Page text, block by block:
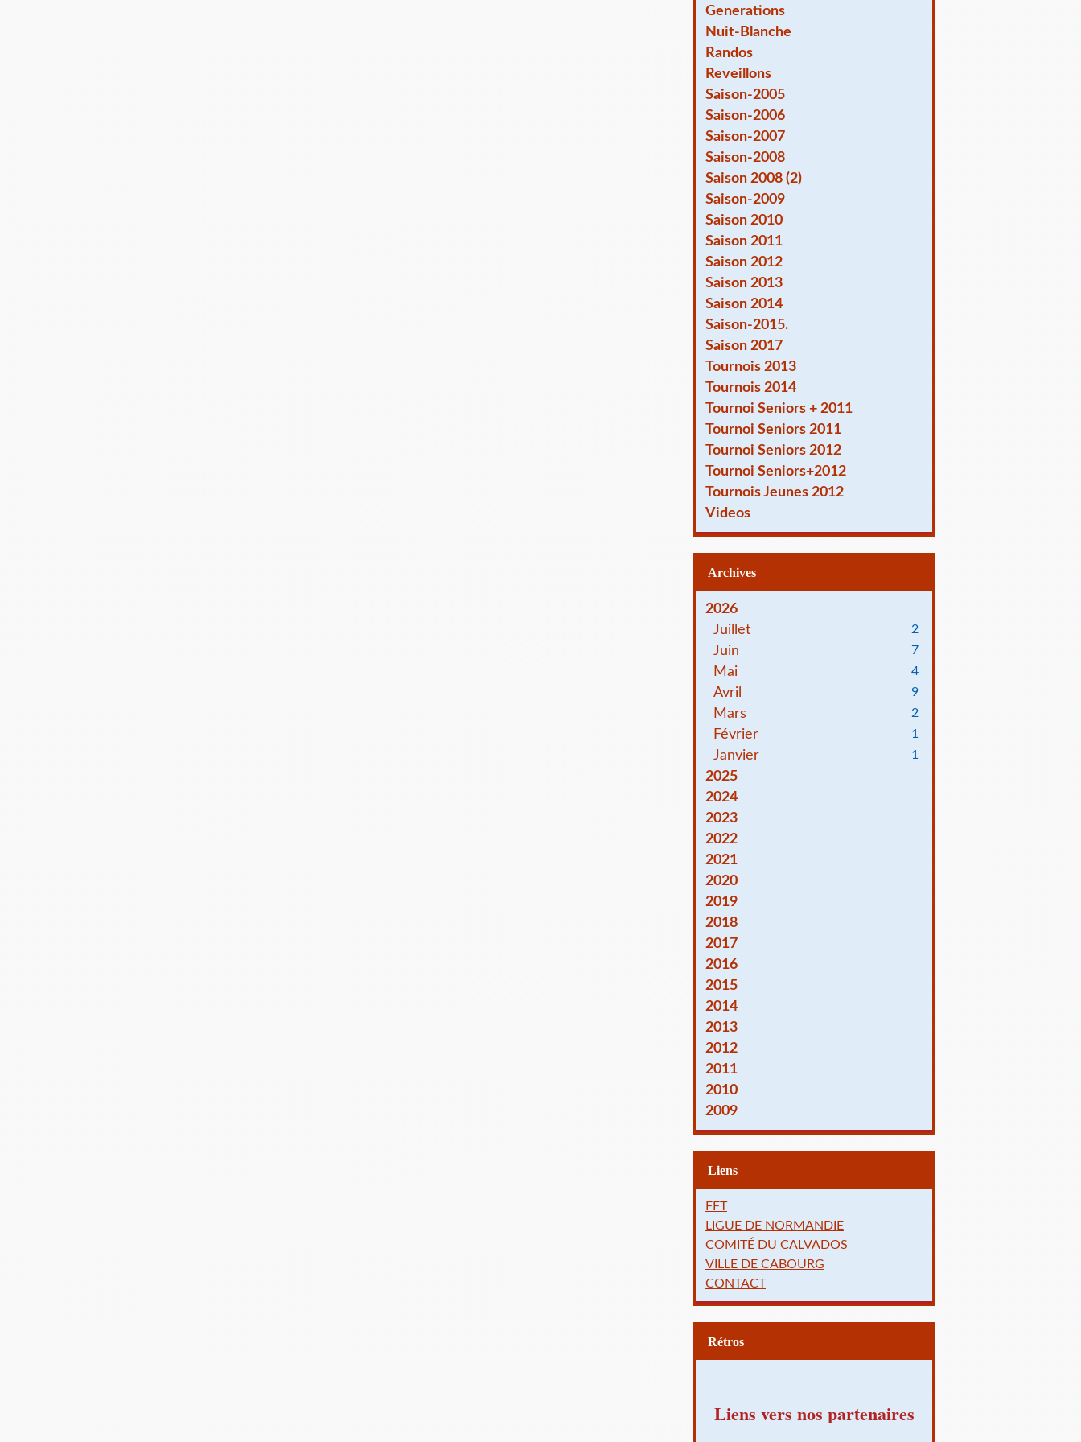
Generations
Nuit-Blanche
Randos
Reveillons
Saison-2005
Saison-2006
Saison-2007
Saison-2008
Saison 2008 (2)
Saison-2009
Saison 2010
Saison 2011
Saison 2012
Saison 2013
Saison 2014
Saison-2015.
Saison 2017
Tournois 2013
Tournois 2014
Tournoi Seniors + 2011
Tournoi Seniors 2011
Tournoi Seniors 2012
Tournoi Seniors+2012
Tournois Jeunes 2012
Videos
Archives
2026
Juillet
2
Juin 7
Mai 4
Avril 9
Mars 2
Février 1
Janvier 1
2025
2024
2023
2022
2021
2020
2019
2018
2017
2016
2015
2014
2013
2012
2011
2010
2009
Liens
FFT
LIGUE DE NORMANDIE
COMITÉ DU CALVADOS
VILLE DE CABOURG
CONTACT
Rétros
Liens vers nos partenaires